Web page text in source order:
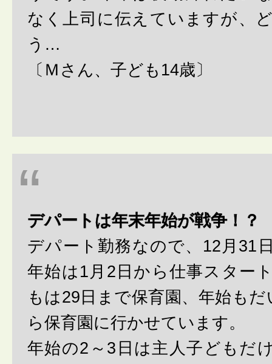
なく上司に伝えていますが、
う…
〔Ｍさん、子ども14歳〕
デパートは年末年始が戦争！？
デパート勤務なので、12月31
年始は1月2日から仕事スター
もは29日まで保育園、年始も
ら保育園に行かせています。
年始の2～3日は主人子どもだ